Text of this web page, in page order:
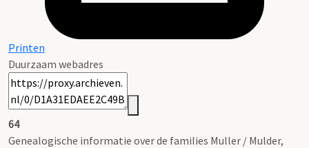
Printen
Duurzaam webadres
64
Genealogische informatie over de families Muller / Mulder,